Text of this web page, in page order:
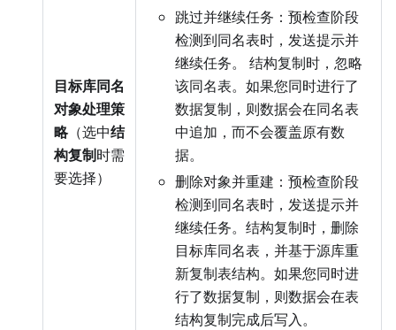
目标库同名
对象处理策
略（选中结
构复制时需
要选择）
跳过并继续任务：预检查阶段
检测到同名表时，发送提示并
继续任务。 结构复制时，忽略
该同名表。如果您同时进行了
数据复制，则数据会在同名表
中追加，而不会覆盖原有数
据。
删除对象并重建：预检查阶段
检测到同名表时，发送提示并
继续任务。结构复制时，删除
目标库同名表，并基于源库重
新复制表结构。如果您同时进
行了数据复制，则数据会在表
结构复制完成后写入。